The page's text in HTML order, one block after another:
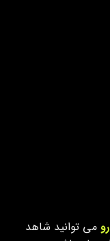
می توانید شاهد